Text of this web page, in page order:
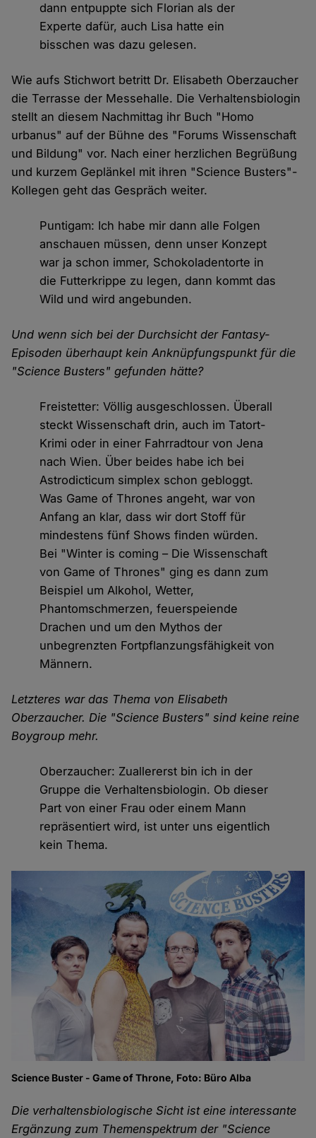
dann entpuppte sich Florian als der
Experte dafür, auch Lisa hatte ein
bisschen was dazu gelesen.
Wie aufs Stichwort betritt Dr. Elisabeth Oberzaucher
die Terrasse der Messehalle. Die Verhaltensbiologin
stellt an diesem Nachmittag ihr Buch "Homo
urbanus" auf der Bühne des "Forums Wissenschaft
und Bildung" vor. Nach einer herzlichen Begrüßung
und kurzem Geplänkel mit ihren "Science Busters"-
Kollegen geht das Gespräch weiter.
Puntigam: Ich habe mir dann alle Folgen
anschauen müssen, denn unser Konzept
war ja schon immer, Schokoladentorte in
die Futterkrippe zu legen, dann kommt das
Wild und wird angebunden.
Und wenn sich bei der Durchsicht der Fantasy-
Episoden überhaupt kein Anknüpfungspunkt für die
"Science Busters" gefunden hätte?
Freistetter: Völlig ausgeschlossen. Überall
steckt Wissenschaft drin, auch im Tatort-
Krimi oder in einer Fahrradtour von Jena
nach Wien. Über beides habe ich bei
Astrodicticum simplex schon gebloggt.
Was Game of Thrones angeht, war von
Anfang an klar, dass wir dort Stoff für
mindestens fünf Shows finden würden.
Bei "Winter is coming – Die Wissenschaft
von Game of Thrones" ging es dann zum
Beispiel um Alkohol, Wetter,
Phantomschmerzen, feuerspeiende
Drachen und um den Mythos der
unbegrenzten Fortpflanzungsfähigkeit von
Männern.
Letzteres war das Thema von Elisabeth
Oberzaucher. Die "Science Busters" sind keine reine
Boygroup mehr.
Oberzaucher: Zuallererst bin ich in der
Gruppe die Verhaltensbiologin. Ob dieser
Part von einer Frau oder einem Mann
repräsentiert wird, ist unter uns eigentlich
kein Thema.
Science Buster - Game of Throne, Foto: Büro Alba
Die verhaltensbiologische Sicht ist eine interessante
Ergänzung zum Themenspektrum der "Science